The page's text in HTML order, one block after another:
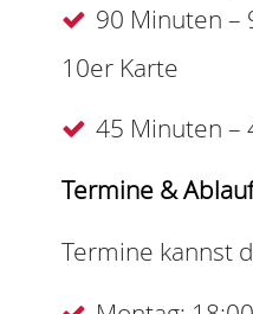
90 Minuten –
10er Karte
45 Minuten –
Termine & Ablauf
Termine kannst